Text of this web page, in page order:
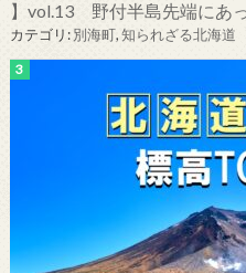
】vol.13 野付半島先端にあ
カテゴリ:別海町,知られざる北海道